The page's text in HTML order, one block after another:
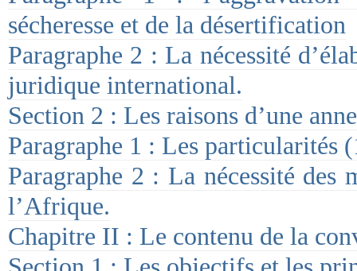
sécheresse et de la désertification
Paragraphe 2 : La nécessité
juridique international.
Section 2 : Les raisons d’une
Paragraphe 1 : Les particularités
Paragraphe 2 : La nécessité des
l’Afrique.
Chapitre II : Le contenu de la